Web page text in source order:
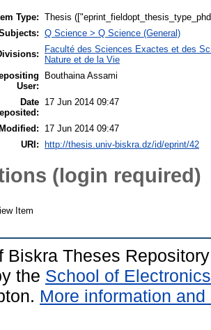
Type:
Thesis
Q Science > Q Science (General)
Faculté des Sciences Exactes et des
Nature et de la Vie
User:
Bouthaina Assami
Date 17 Jun 2014 09:47
17 Jun 2014 09:47
URI:
http://thesis.univ-biskra.dz/id/eprint/42
(login required)
Item
Biskra Theses
the School of
More information